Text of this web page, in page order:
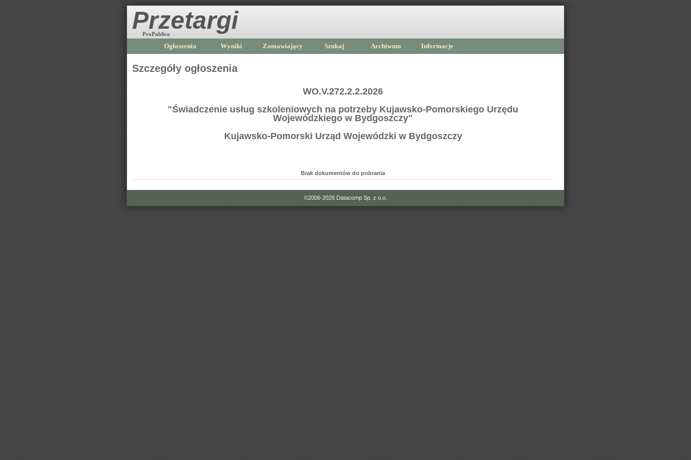
Przetargi
ProPublico
Ogłoszenia Wyniki Zamawiający Szukaj Archiwum Informacje
Szczegóły ogłoszenia
WO.V.272.2.2.2026
"Świadczenie usług szkoleniowych na potrzeby Kujawsko-Pomorskiego Urzędu
Wojewódzkiego w Bydgoszczy"
Kujawsko-Pomorski Urząd Wojewódzki w Bydgoszczy
Brak dokumentów do pobrania
©2006-2026 Datacomp Sp. z o.o.